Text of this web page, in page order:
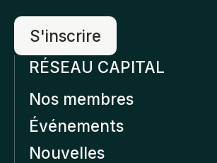
RÉSEAU CAPITAL
Nos membres
Événements
Nouvelles